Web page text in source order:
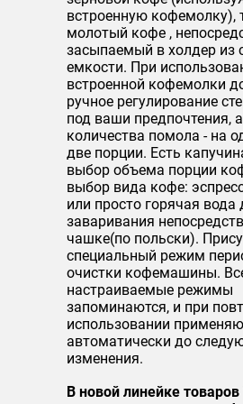
встроенную кофемолку),
молотый кофе ,
засыпаемый в холдер из
емкости. При
встроенной кофемолки
ручное регулирование
под ваши предпочтения,
количества помола - на
две порции. Есть
выбор объема порции
выбор вида кофе:
или просто горячая вода
заваривания
чашке(по польски).
специальный режим
очистки кофемашины.
настраиваемые режимы
запоминаются, и при
использовании
автоматически до
изменения.
В новой линейке товаров